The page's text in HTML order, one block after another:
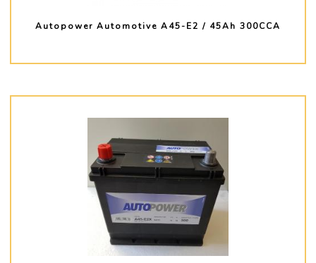
Autopower Automotive A45-E2 / 45Ah 300CCA